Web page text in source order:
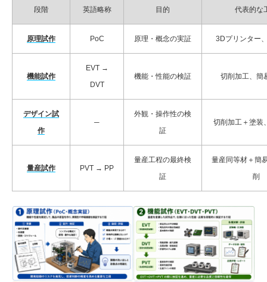
段階 英語略称 目的 代表的な
原理試作 PoC 原理・概念の実証 3Dプリンター
機能試作
EVT →
DVT
機能・性能の検証 切削加工、簡
デザイン試
作
─
外観・操作性の検
証
切削加工＋塗装
量産試作 PVT → PP
量産工程の最終検
証
量産同等材＋簡
削